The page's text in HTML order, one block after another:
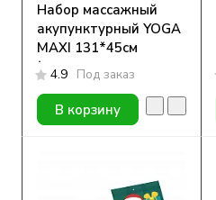
Набор массажный
акупунктурный YOGA
MAXI 131*45см
(коврик, подушка,
сумка)
4.9 Под заказ
В корзину